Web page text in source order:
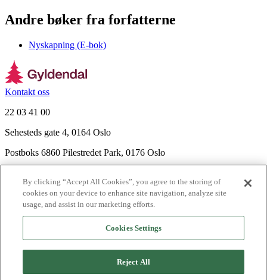
Andre bøker fra forfatterne
Nyskapning (E-bok)
Kontakt oss
22 03 41 00
Sehesteds gate 4, 0164 Oslo
Postboks 6860 Pilestredet Park, 0176 Oslo
Nyhetsbrev
Ledige stillinger
Send inn manus
Agency
By clicking “Accept All Cookies”, you agree to the storing of
cookies on your device to enhance site navigation, analyze site
usage, and assist in our marketing efforts.
Cookies Settings
Reject All